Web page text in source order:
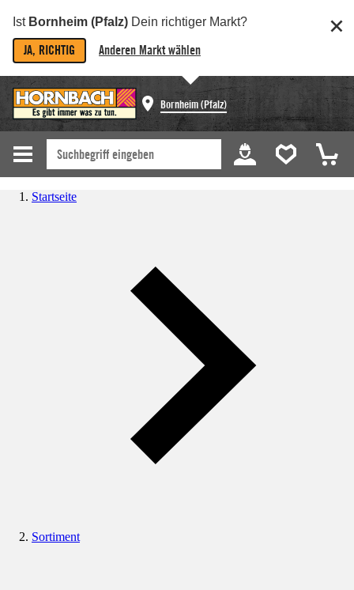
Ist Bornheim (Pfalz) Dein richtiger Markt?
JA, RICHTIG Anderen Markt wählen
Bornheim (Pfalz)
Startseite
Sortiment